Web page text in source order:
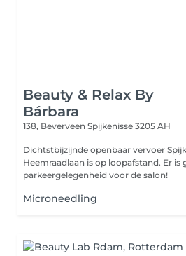
Beauty & Relax By
Bárbara
138, Beverveen Spijkenisse 3205 AH
Dichtstbijzijnde openbaar vervoer Spijkenisse, Metro
Heemraadlaan is op loopafstand. Er is gratis
parkeergelegenheid voor de salon!
Microneedling